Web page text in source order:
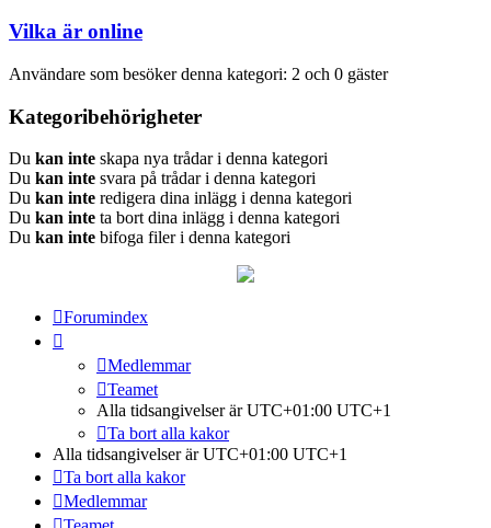
Vilka är online
Användare som besöker denna kategori: 2 och 0 gäster
Kategoribehörigheter
Du kan inte skapa nya trådar i denna kategori
Du kan inte svara på trådar i denna kategori
Du kan inte redigera dina inlägg i denna kategori
Du kan inte ta bort dina inlägg i denna kategori
Du kan inte bifoga filer i denna kategori
Forumindex
Medlemmar
Teamet
Alla tidsangivelser är UTC+01:00 UTC+1
Ta bort alla kakor
Alla tidsangivelser är UTC+01:00 UTC+1
Ta bort alla kakor
Medlemmar